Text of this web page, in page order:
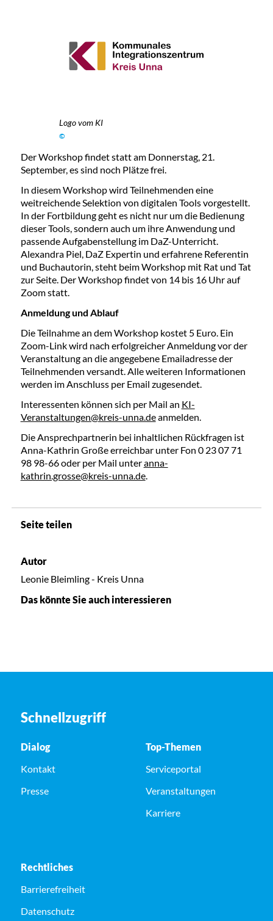
Logo vom KI
©
Der Workshop findet statt am Donnerstag, 21.
September, es sind noch Plätze frei.
In diesem Workshop wird Teilnehmenden eine
weitreichende Selektion von digitalen Tools vorgestellt.
In der Fortbildung geht es nicht nur um die Bedienung
dieser Tools, sondern auch um ihre Anwendung und
passende Aufgabenstellung im DaZ-Unterricht.
Alexandra Piel, DaZ Expertin und erfahrene Referentin
und Buchautorin, steht beim Workshop mit Rat und Tat
zur Seite. Der Workshop findet von 14 bis 16 Uhr auf
Zoom statt.
Anmeldung und Ablauf
Die Teilnahme an dem Workshop kostet 5 Euro. Ein
Zoom-Link wird nach erfolgreicher Anmeldung vor der
Veranstaltung an die angegebene Emailadresse der
Teilnehmenden versandt. Alle weiteren Informationen
werden im Anschluss per Email zugesendet.
Interessenten können sich per Mail an KI-
Veranstaltungen@kreis-unna.deanmelden.
Die Ansprechpartnerin bei inhaltlichen Rückfragen ist
Anna-Kathrin Große erreichbar unter Fon 0 23 07 71
98 98-66 oder per Mail unteranna-
kathrin.grosse@kreis-unna.de.
Seite teilen
Autor
Leonie Bleimling - Kreis Unna
Das könnte Sie auch interessieren
Schnellzugriff
Dialog
Kontakt
Presse
Top-Themen
Serviceportal
Veranstaltungen
Karriere
Rechtliches
Barrierefreiheit
Datenschutz